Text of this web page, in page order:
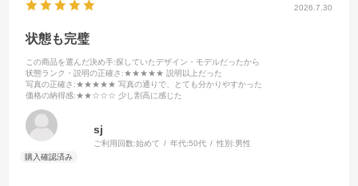
2026.7.30
状態も完璧
この商品を選んだ決め手:探していたデザイン・モデルだったから
状態ランク・説明の正確さ :★★★★★ 説明以上だった
写真の正確さ :★★★★★ 写真の通りで、とても分かりやすかった
価格の納得感:★★☆☆☆ 少し割高に感じた
sj
ご利用回数:始めて 年代:50代 性別:男性